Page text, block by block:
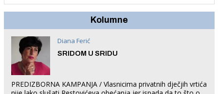
Kolumne
Diana Ferić
SRIDOM U SRIDU
PREDIZBORNA KAMPANJA / Vlasnicima privatnih dječjih vrtića